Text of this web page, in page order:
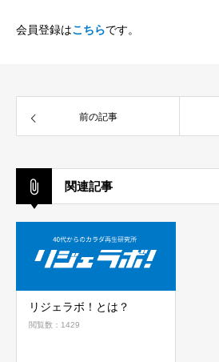
会員登録はこちらです。
前の記事
関連記事
リジェラボ！とは？
閲覧数：1429